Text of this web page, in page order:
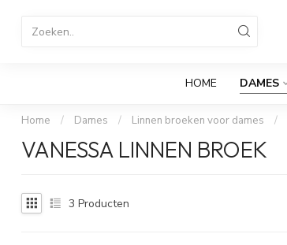
HOME DAMES
Home / Dames / Linnen broeken voor dames /
VANESSA LINNEN BROEK
3 Producten